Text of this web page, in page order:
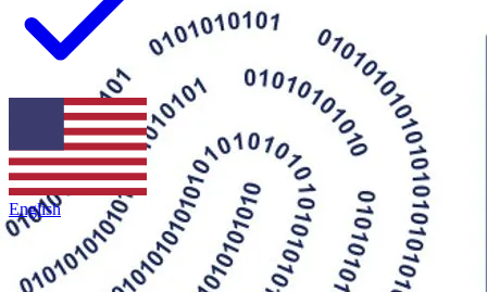
English
também tem validade jurídica em outros países? Neste artigo,
explicamos como funciona o reconhecimento internacional das
assinaturas eletrônicas e quais normas garantem sua legitimidade
fora do território nacional.